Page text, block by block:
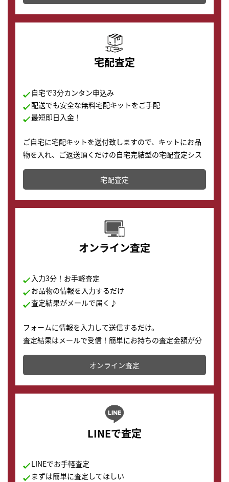
の購入もできます♪
宅配査定
自宅で3分カンタン申込み
配送でも安全な無料宅配キットをご手配
最短即日入金！
ご自宅に宅配キットを送付致しますので、キットにお品
物を入れ、ご返送頂くだけの自宅完結型の宅配査定シス
テムです。
配送でも簡単&安全に査定・買取に出すことが可能で
す。
宅配査定
オンライン査定
入力3分！お手軽査定
お品物の情報を入力するだけ
査定結果がメールで届く♪
フォームに情報を入力して送信するだけ。
査定結果はメールで受信！簡単にお持ちの査定金額が分
かります。
オンライン査定
LINEで査定
LINEでお手軽査定
まずは簡単に査定してほしい